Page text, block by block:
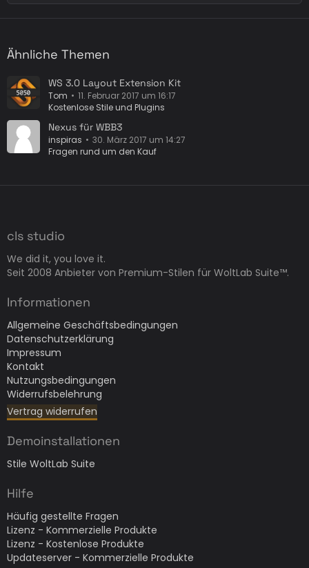
Ähnliche Themen
WS 3.0 Layout Extension Kit
Tom
11. Februar 2017 um 16:17
Kostenlose Stile und Plugins
Nexus für WBB3
inspiras
30. März 2017 um 14:27
Fragen rund um den Kauf
cls studio
We did it, you love it.
Seit 2008 Anbieter von Premium-Stilen für WoltLab Suite™.
Informationen
Allgemeine Geschäftsbedingungen
Datenschutzerklärung
Impressum
Kontakt
Nutzungsbedingungen
Widerrufsbelehrung
Vertrag widerrufen
Demoinstallationen
Stile WoltLab Suite
Hilfe
Häufig gestellte Fragen
Lizenz - Kommerzielle Produkte
Lizenz - Kostenlose Produkte
Updateserver - Kommerzielle Produkte